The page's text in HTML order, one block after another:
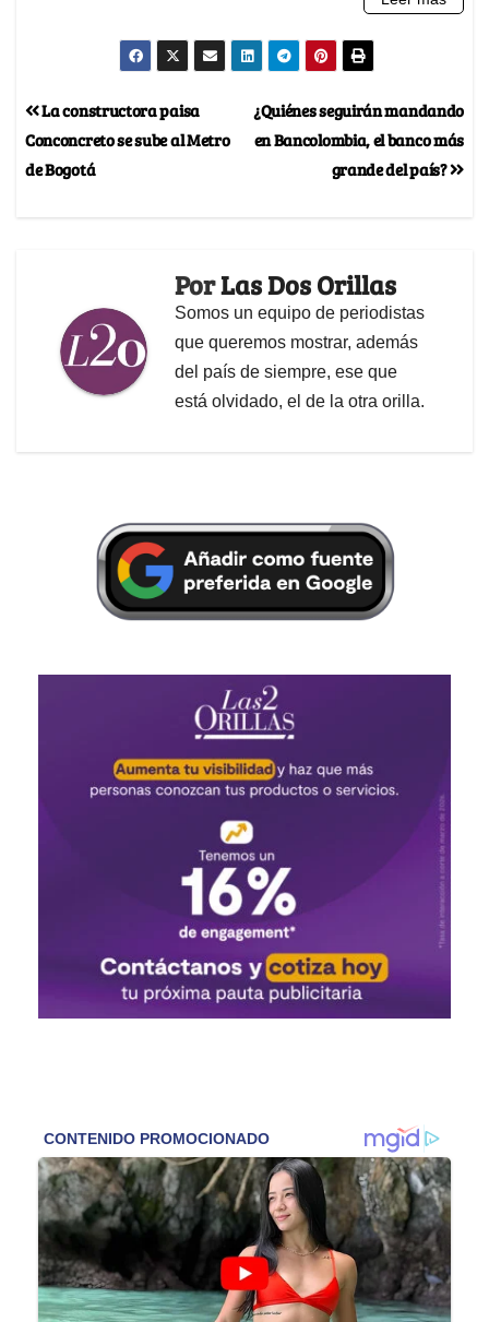
¿Quiénes seguirán mandando
en Bancolombia, el banco más
grande del país?
La constructora paisa
Conconcreto se sube al Metro
de Bogotá
PorLas Dos Orillas
Somos un equipo de periodistas
que queremos mostrar, además
del país de siempre, ese que
está olvidado, el de la otra orilla.